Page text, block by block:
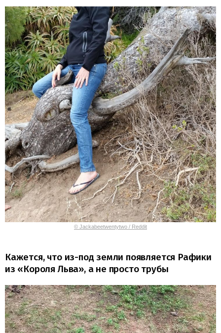
© Jackabeetwentytwo / Reddit
Кажется, что из-под земли появляется Рафики
из «Короля Льва», а не просто трубы